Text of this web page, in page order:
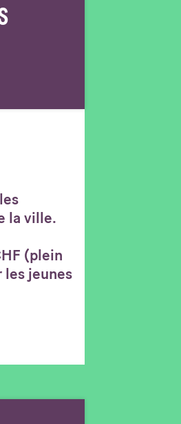
la ville.
(plein
jeunes